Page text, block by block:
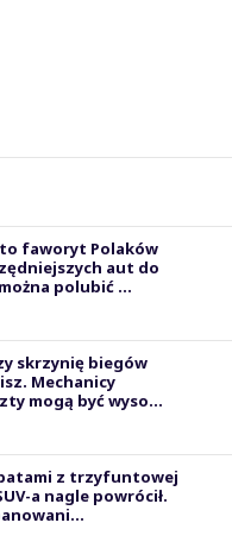
to faworyt Polaków
aut do
polubić ...
skrzynię biegów
Mechanicy
mogą być wyso...
z trzyfuntowej
a nagle powrócił.